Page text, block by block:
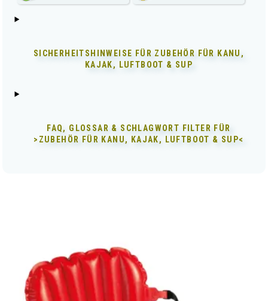
SICHERHEITSHINWEISE FÜR ZUBEHÖR FÜR KANU,
KAJAK, LUFTBOOT & SUP
FAQ, GLOSSAR & SCHLAGWORT FILTER FÜR
>ZUBEHÖR FÜR KANU, KAJAK, LUFTBOOT & SUP<